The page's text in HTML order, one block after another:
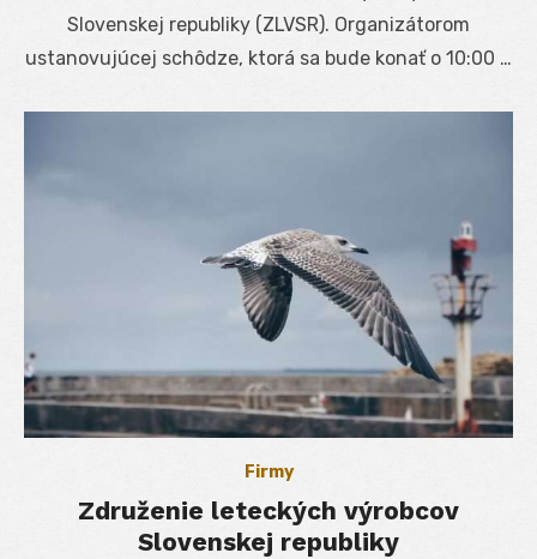
Slovenskej republiky (ZLVSR). Organizátorom
ustanovujúcej schôdze, ktorá sa bude konať o 10:00 …
Firmy
Združenie leteckých výrobcov
Slovenskej republiky